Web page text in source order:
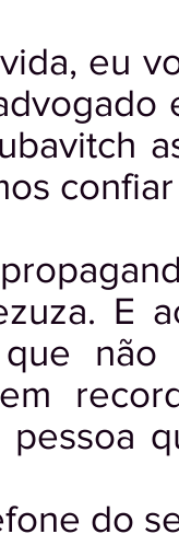
eu
confiar
E
não
do